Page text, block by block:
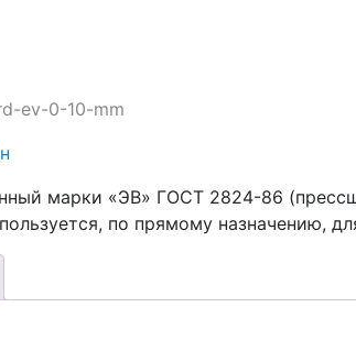
ev-0-10-mm
марки «ЭВ» ГОСТ 2824-86
по прямому назначению,